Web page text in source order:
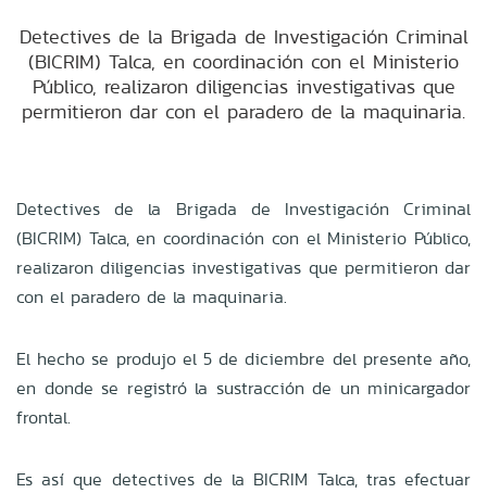
Detectives de la Brigada de Investigación Criminal
(BICRIM) Talca, en coordinación con el Ministerio
Público, realizaron diligencias investigativas que
permitieron dar con el paradero de la maquinaria.
Detectives de la Brigada de Investigación Criminal
(BICRIM) Talca, en coordinación con el Ministerio Público,
realizaron diligencias investigativas que permitieron dar
con el paradero de la maquinaria.
El hecho se produjo el 5 de diciembre del presente año,
en donde se registró la sustracción de un minicargador
frontal.
Es así que detectives de la BICRIM Talca, tras efectuar